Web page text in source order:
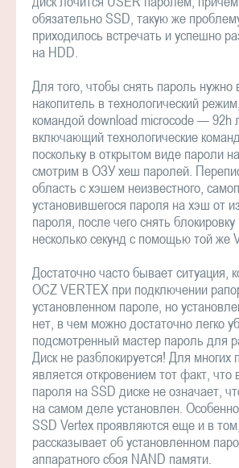
обязательно SSD, такую же
приходилось встречать и успешно
на HDD.
Для того, чтобы снять пароль нужно
накопитель в технологический
командой download microcode — 92h
включающий технологические
поскольку в открытом виде пароли
смотрим в ОЗУ хеш паролей.
область с хэшем неизвестного,
установившегося пароля на хэш от
пароля, после чего снять
несколько секунд с помощью той же
Достаточно часто бывает ситуация,
OCZ VERTEX при подключении
установленном пароле, но
нет, в чем можно достаточно легко
подсмотренный мастер пароль для
Диск не разблокируется! Для многих
является откровением тот факт, что
пароля на SSD диске не означает,
на самом деле установлен.
SSD Vertex проявляются еще и в
рассказывает об установленном
аппаратного сбоя NAND памяти.